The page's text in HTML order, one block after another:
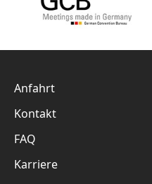
Anfahrt
Kontakt
FAQ
Karriere